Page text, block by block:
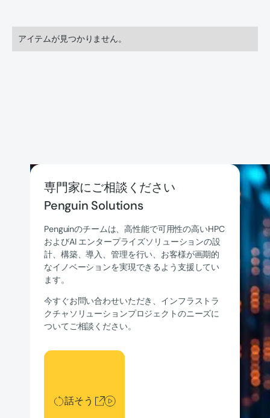
アイテムが見つかりません。
専門家にご相談ください
Penguin Solutions
Penguinのチームは、高性能で可用性の高いHPC
およびAI エンタープライズソリューションの設
計、構築、導入、管理を行い、お客様が画期的
なイノベーションを実現できるよう支援してい
ます。
今すぐお問い合わせいただき、インフラストラ
クチャソリューションプロジェクトのニーズに
ついてご相談ください。
話そう
話そう